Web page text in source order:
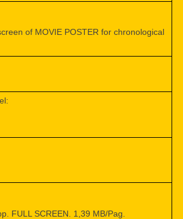
of MOVIE POSTER for chronological
FULL SCREEN. 1,39 MB/Pag.